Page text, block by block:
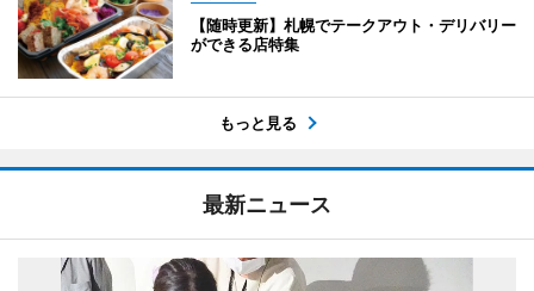
【随時更新】札幌でテークアウト・デリバリー
ができる店特集
もっと見る
最新ニュース